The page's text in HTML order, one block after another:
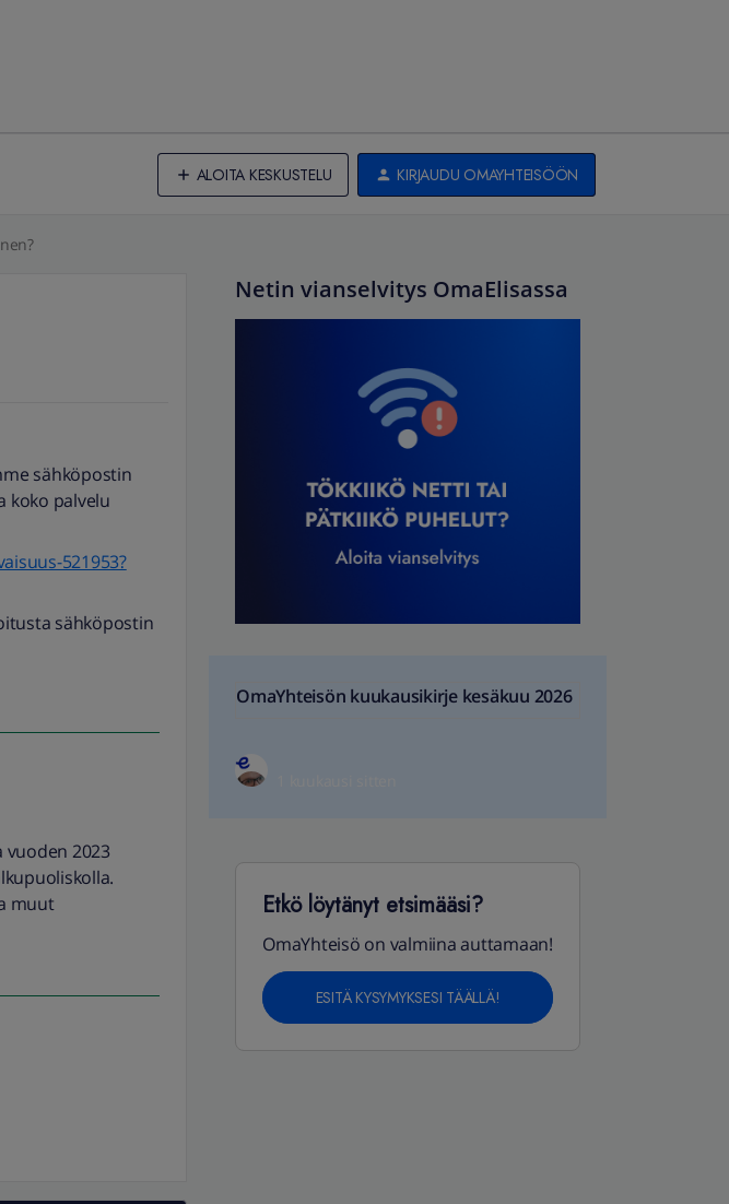
ALOITA KESKUSTELU KIRJAUDU OMAYHTEISÖÖN
sähköpostin
koko palvelu
521953?
sähköpostin
2023
muut
Netin vianselvitys OmaElisassa
OmaYhteisön kuukausikirje kesäkuu 2026
Etkö löytänyt etsimääsi?
OmaYhteisö on valmiina auttamaan!
ESITÄ KYSYMYKSESI TÄÄLLÄ!